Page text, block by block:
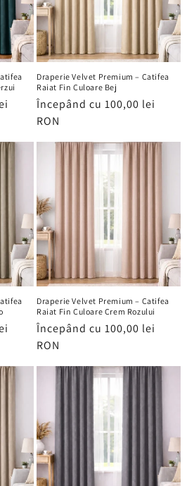
Draperie Velvet Premium – Catifea
Raiat Fin Culoare Bej
Preț
obișnuit
Începând cu 100,00 lei
RON
Draperie Velvet Premium – Catifea
Raiat Fin Culoare Crem Rozului
Preț
obișnuit
Începând cu 100,00 lei
RON